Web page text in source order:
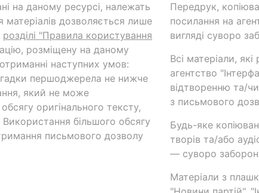
на даному ресурсі, належать
дозволяється лише
розділі "Правила користування
розміщену на даному
наступних умов:
першоджерела не нижче
який не може
оригінального тексту,
Використання більшого обсягу
письмового дозволу
Передрук,
посилання на
вигляді суворо
Всі матеріали,
агентство
відтворенню та/
з письмового
Будь-яке
творів та/або
— суворо
Матеріали з